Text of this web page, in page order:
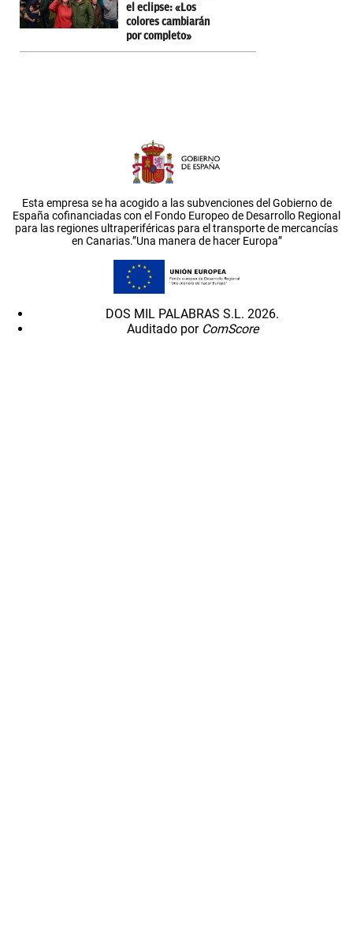
el eclipse: «Los
colores cambiarán
por completo»
Esta empresa se ha acogido a las subvenciones del Gobierno de
España cofinanciadas con el Fondo Europeo de Desarrollo Regional
para las regiones ultraperiféricas para el transporte de mercancías
en Canarias.”Una manera de hacer Europa”
DOS MIL PALABRAS S.L. 2026.
Auditado por ComScore